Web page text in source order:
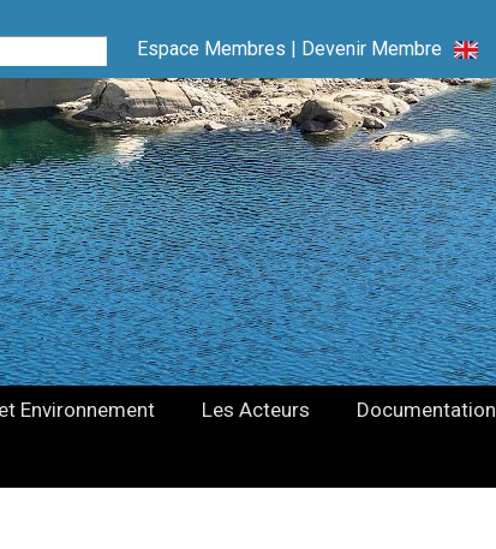
Espace Membres | Devenir Membre
Environnement Les Acteurs
Documentation